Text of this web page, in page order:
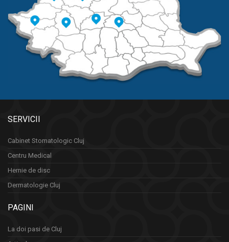
SERVICII
Cabinet Stomatologic Cluj
Centru Medical
Hernie de disc
Dermatologie Cluj
PAGINI
La doi pasi de Cluj